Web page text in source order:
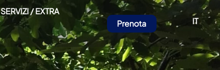
SERVIZI / EXTRA
Prenota IT